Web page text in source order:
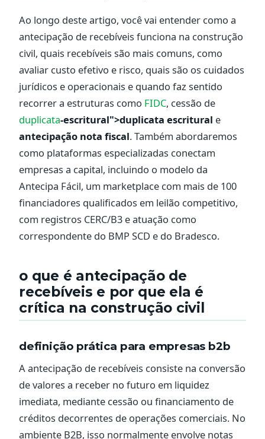
Ao longo deste artigo, você vai entender como a
antecipação de recebíveis funciona na construção
civil, quais recebíveis são mais comuns, como
avaliar custo efetivo e risco, quais são os cuidados
jurídicos e operacionais e quando faz sentido
recorrer a estruturas como FIDC, cessão de
duplicata-escritural">duplicata escritural e
antecipação nota fiscal. Também abordaremos
como plataformas especializadas conectam
empresas a capital, incluindo o modelo da
Antecipa Fácil, um marketplace com mais de 100
financiadores qualificados em leilão competitivo,
com registros CERC/B3 e atuação como
correspondente do BMP SCD e do Bradesco.
o que é antecipação de
recebíveis e por que ela é
crítica na construção civil
definição prática para empresas b2b
A antecipação de recebíveis consiste na conversão
de valores a receber no futuro em liquidez
imediata, mediante cessão ou financiamento de
créditos decorrentes de operações comerciais. No
ambiente B2B, isso normalmente envolve notas